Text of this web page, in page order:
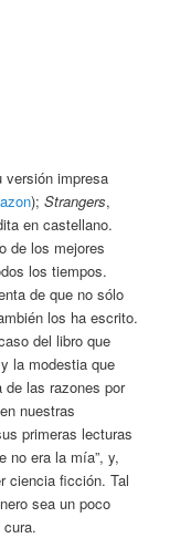
versión impresa
);Strangers,
en castellano.
de los mejores
los tiempos.
de que no sólo
los ha escrito.
del libro que
la modestia que
de las razones por
nuestras
primeras lecturas
no era la mía”, y,
ciencia ficción. Tal
sea un poco